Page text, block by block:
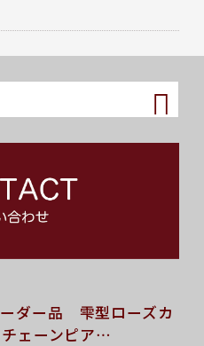
ダー品 雫型ローズカ
ェーンピア…